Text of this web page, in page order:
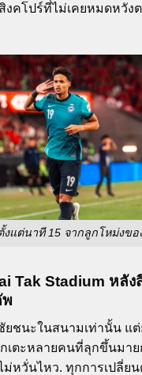
คโปร์ที่ไม่เคยหมดหวังต
งแต่นาที 15 จากลูกโหม่งข
Tak Stadium หลัง
พ
ยชนะในสนามเท่านั้น แ
เตะหลายคนที่ลุกขึ้นมา
ม่หวั่นไหว. ทุกการเปลี่ย